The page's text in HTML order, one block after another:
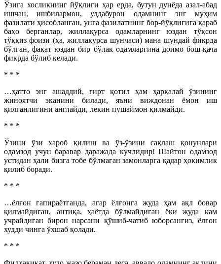
Ўзига хосликнинг йўқлиги ҳар ерда, бутун дунёда азал-абад
ишчан, ишбилармон, уддабурон одамнинг энг муҳим
фазилати ҳисобланган, унга фазилатнинг бор-йўқлигига қараб
баҳо берганлар, жиллақурса одамларнинг юздан тўқсон
тўққиз фоизи (ҳа, жиллақурса шунчаси) мана шундай фикрда
бўлган, фақат юздан бир бўлак одамларгина доимо бош-қача
фикрда бўлиб келади.
* * *
…ҳатто энг ашаддий, ғирт қотил ҳам ҳарқалай ўзининг
жиноятчи эканини билади, яъни виждонан ёмон иш
қилганлигини англайди, лекин пушаймон қилмайди.
* * *
Ўзини ўзи хароб қилиш ва ўз-ўзини сақлаш қонунлари
одамзод учун баравар даражада кучлидир! Шайтон одамзод
устидан ҳали бизга тобе бўлмаган замонларга қадар ҳокимлик
қилиб боради.
* * *
…ёлғон гапираётганда, агар ёлғонга жуда ҳам ақл бовар
қилмайдиган, антиқа, ҳаётда бўлмайдиган ёки жуда кам
учрайдиган бирон нарсани қўшиб-чатиб юборсангиз, ёлғон
худди чинга ўхшаб қолади.
* * *